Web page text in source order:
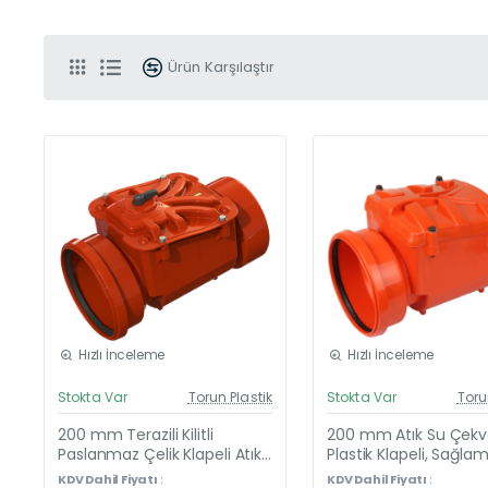
Ürün Karşılaştır
Hızlı İnceleme
Stokta Var Torun Plastik
200 mm Terazili Kilitli
Paslanmaz Çelik Klapeli Atık
Su Çekvalf – Endüstriyel Tip
KDV Dahil Fiyatı :
Hızlı İnceleme
Stokta Var
200 mm Atık Su
Plastik Klapeli,
Kaliteli 200’lük Çekvalf
KDV Dahil Fiyatı :